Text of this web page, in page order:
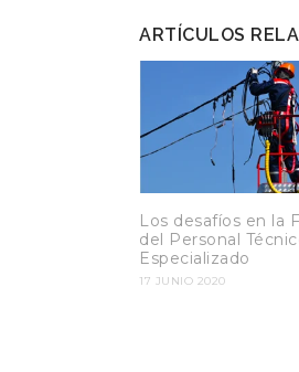
ARTÍCULOS
Los desafíos en la
del Personal
Especializado
17 JUNIO 2020